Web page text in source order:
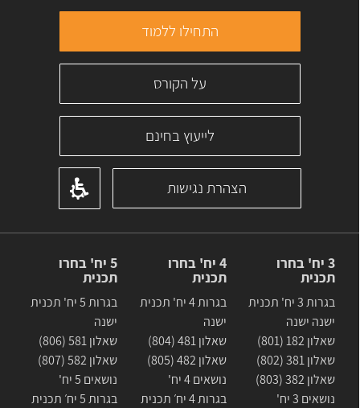
התחילו ללמוד
על הקורס
לייעוץ בחינם
הצהרת נגישות
3 יח' בחרו
תכנית
בגרות 3 יח' תכנית
ישנה ישנה
שאלון 182 (801)
שאלון 381 (802)
שאלון 382 (803)
נושאים 3 יח'
4 יח' בחרו
תכנית
בגרות 4 יח' תכנית
ישנה
שאלון 481 (804)
שאלון 482 (805)
נושאים 4 יח'
בגרות 4 יח׳ תכנית
5 יח' בחרו
תכנית
בגרות 5 יח' תכנית
ישנה
שאלון 581 (806)
שאלון 582 (807)
נושאים 5 יח'
בגרות 5 יח׳ תכנית